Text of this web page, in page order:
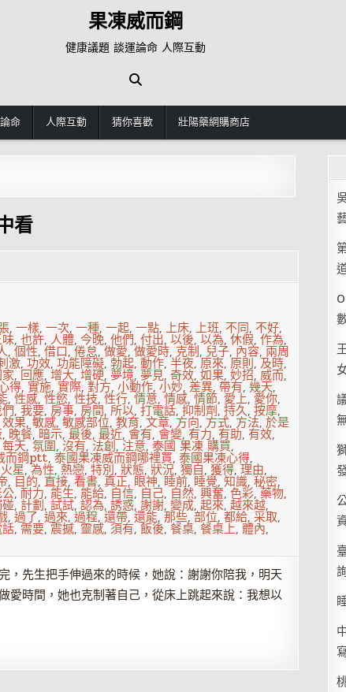
果凍威而鋼
健康議題 談運論命 人際互動
命 人際互動 猜你喜歡 壯陽藥網購商店
看
, 一樣, 一次, 一種, 一起, 一點, 上床, 上班, 不同, 不好,
, 也許, 人體, 今晚, 他們, 付出, 以後, 以為, 休假, 作為,
,個性,借口,倦怠,做愛,做愛時, 克制, 兒子,內容,兩周
激,功效,功能障礙,勃起,動作,半夜,原來,原則,及時,
,回應,增大,增硬, 夢境, 夢見, 奇效, 如果, 妙招, 威而,
得, 實施,實際,對方,小動作,小妙,差異,帶有,幾天,
,性感,性慾,性技,性行,情意,情感,情節, 愛上,愛你,
,我要,房事,房間,所以,打電話,抑制劑, 持久, 按摩,
效果,敏感,敏感部位,教育,文章,方向,方式,方法,於是
,晚餐,暗示,最後, 最近,會有,會變,有力,有助,有效,
每天,氛圍, 沒有,法創,注意,泰國 果凍 購買,
而鋼ptt,泰國果凍威而鋼哪裡買, 泰國果凍心得,
火星,為性,熱戀, 特別,狀態, 狀況, 獨自,獲得,理由,
, 目的,直接,看書,真正,眼神,睡前,睡覺,知識,秘密,
,耐力, 能生,能給, 自信,自己, 自然, 興奮, 色彩,藥物,
, 計劃, 試試, 認為, 誘惑, 謝謝, 變成, 起來, 越來越,
, 過了,過來,過程,還帶,還能,那些,部位, 都給, 采取,
,需要,震撼,靈感,須有,飯後,餐桌,餐桌上,體內,
，先生把手伸過來的時候，她說：謝謝你陪我，明天
愛時間，她也克制著自己，從床上跳起來說：我想以